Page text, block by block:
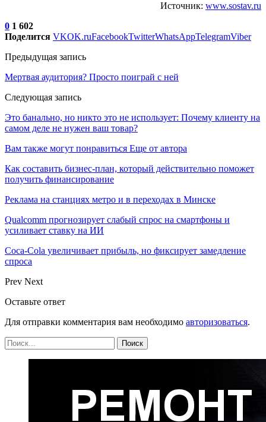
Источник: www.sostav.ru
0 1 602
Поделится VKOK.ruFacebookTwitterWhatsAppTelegramViber
Предыдущая запись
Мертвая аудитория? Просто поиграй с ней
Следующая запись
Это банально, но никто это не использует: Почему клиенту на
самом деле не нужен ваш товар?
Вам также могут понравиться Еще от автора
Как составить бизнес-план, который действительно поможет
получить финансирование
Реклама на станциях метро и в переходах в Минске
Qualcomm прогнозирует слабый спрос на смартфоны и
усиливает ставку на ИИ
Coca-Cola увеличивает прибыль, но фиксирует замедление
спроса
Prev Next
Оставьте ответ
Для отправки комментария вам необходимо авторизоваться.